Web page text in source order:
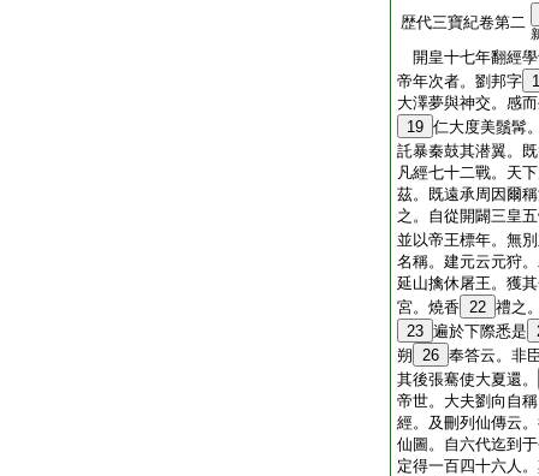
歴代三寶紀卷第二
開皇十七年翻經
帝年次者。劉邦字
大澤夢與神交。感
19 仁大度美鬚髯
託暴秦鼓其潜翼。
凡經七十二戰。天
茲。既遠承周因爾
之。自從開闢三皇
並以帝王標年。無
名稱。建元云元狩
延山擒休屠王。獲
宮。燒香 22 禮之
23 遍於下際悉是
朔 26 奉答云。非
其後張騫使大夏還。
帝世。大夫劉向自
經。及刪列仙傳云
仙圖。自六代迄到
定得一百四十六人